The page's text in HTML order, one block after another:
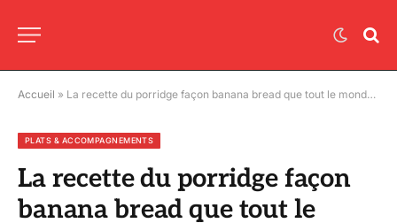
Accueil » La recette du porridge façon banana bread que tout le monde refait en ce moment
PLATS & ACCOMPAGNEMENTS
La recette du porridge façon
banana bread que tout le